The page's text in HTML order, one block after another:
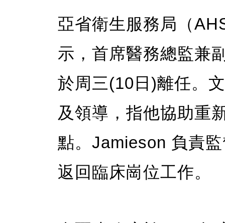
亞省衛生服務局（
示，首席醫務總監兼
於周三(10日)離任。
及領導，指他協助重
點。Jamieson 負責
返回臨床崗位工作。